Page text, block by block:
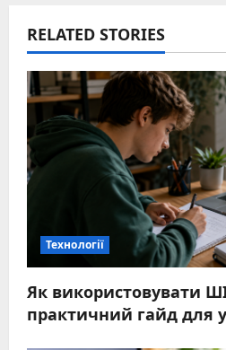
RELATED STORIES
Технології
Як використовувати
практичний гайд для